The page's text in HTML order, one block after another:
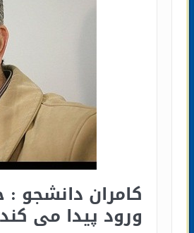
کامران دانشجو
ورود پیدا می کند